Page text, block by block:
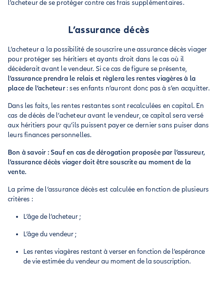
l’acheteur de se protéger contre ces frais supplémentaires.
L’assurance décès
L’acheteur a la possibilité de souscrire une assurance décès viager
pour protéger ses héritiers et ayants droit dans le cas où il
décèderait avant le vendeur. Si ce cas de figure se présente,
l’assurance prendra le relais et règlera les rentes viagères à la
place de l’acheteur: ses enfants n’auront donc pas à s’en acquitter.
Dans les faits, les rentes restantes sont recalculées en capital. En
cas de décès de l’acheteur avant le vendeur, ce capital sera versé
aux héritiers pour qu’ils puissent payer ce dernier sans puiser dans
leurs finances personnelles.
Bon à savoir : Sauf en cas de dérogation proposée par l’assureur,
l’assurance décès viager doit être souscrite au moment de la
vente.
La prime de l’assurance décès est calculée en fonction de plusieurs
critères :
L’âge de l’acheteur ;
L’âge du vendeur ;
Les rentes viagères restant à verser en fonction de l’espérance
de vie estimée du vendeur au moment de la souscription.